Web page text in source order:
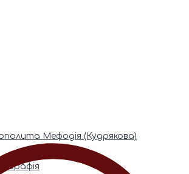
Мефодія (Кудрякова)